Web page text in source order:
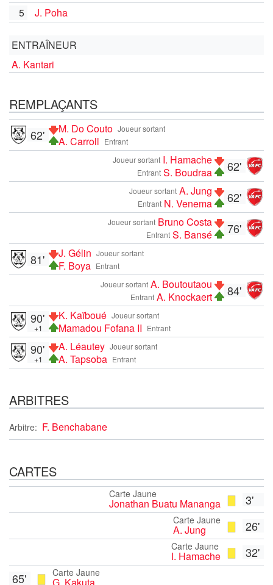
5 J. Poha
ENTRAÎNEUR
A. Kantari
REMPLAÇANTS
Joueur sortant
M. Do Couto
Entrant
A. Carroll
62'
62'
Joueur sortant I. Hamache
Entrant S. Boudraa
62'
Joueur sortant A. Jung
Entrant N. Venema
76'
Joueur sortant Bruno Costa
Entrant S. Bansé
Joueur sortant
J. Gélin
Entrant
F. Boya
81'
84'
Joueur sortant A. Boutoutaou
Entrant A. Knockaert
Joueur sortant
K. Kaïboué
Entrant
Mamadou Fofana II
90'
+1
Joueur sortant
A. Léautey
Entrant
A. Tapsoba
90'
+1
ARBITRES
Arbitre: F. Benchabane
CARTES
3'
Carte Jaune
Jonathan Buatu Mananga
26'
Carte Jaune
A. Jung
32'
Carte Jaune
I. Hamache
Carte Jaune
G. Kakuta
65'